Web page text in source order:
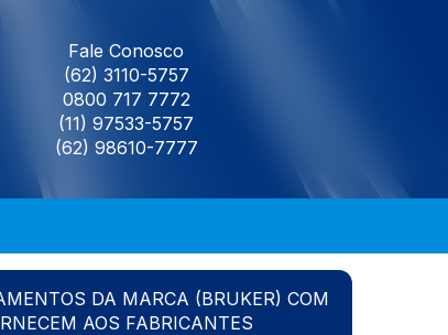
Fale Conosco
(62) 3110-5757
0800 717 7772
(11) 97533-5757
(62) 98610-7777
DA MARCA (BRUKER) COM
AOS FABRICANTES